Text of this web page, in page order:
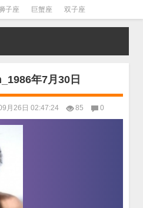
子座 巨蟹座 双子座
年7月30日
月26日 02:47:24 85 0